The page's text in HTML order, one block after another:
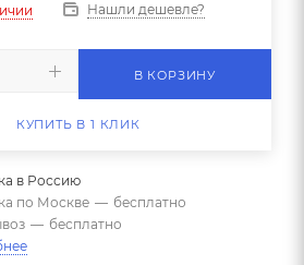
Нашли дешевле?
В КОРЗИНУ
КУПИТЬ В 1 КЛИК
в Россию
по Москве — бесплатно
— бесплатно